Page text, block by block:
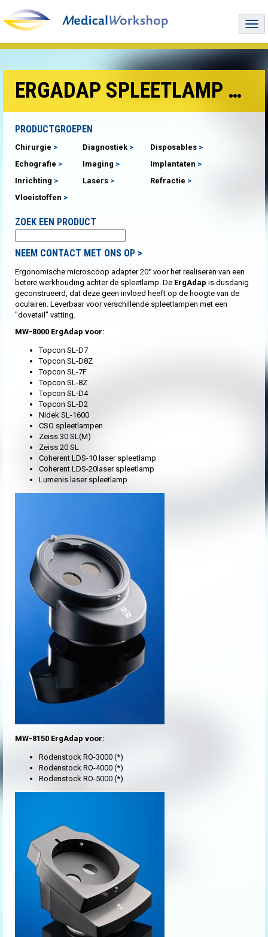
ERGADAP SPLEETLAMP ADAPTER
PRODUCTGROEPEN
Chirurgie Diagnostiek
Disposables
Echografie
Imaging
Implantaten
Inrichting
Lasers
Refractie
Vloeistoffen
ZOEK EEN PRODUCT
NEEM CONTACT MET ONS OP >
Ergonomische microscoop adapter 20° voor het realiseren van een
betere werkhouding achter de spleetlamp. De ErgAdap is dusdanig
geconstrueerd, dat deze geen invloed heeft op de hoogte van de
oculairen. Leverbaar voor verschillende spleetlampen met een
"dovetail" vatting.
MW-8000 ErgAdap voor:
Topcon SL-D7
Topcon SL-D8Z
Topcon SL-7F
Topcon SL-8Z
Topcon SL-D4
Topcon SL-D2
Nidek SL-1600
CSO spleetlampen
Zeiss 30 SL(M)
Zeiss 20 SL
Coherent LDS-10 laser spleetlamp
Coherent LDS-20laser spleetlamp
Lumenis laser spleetlamp
MW-8150 ErgAdap voor:
Rodenstock RO-3000 (*)
Rodenstock RO-4000 (*)
Rodenstock RO-5000 (*)